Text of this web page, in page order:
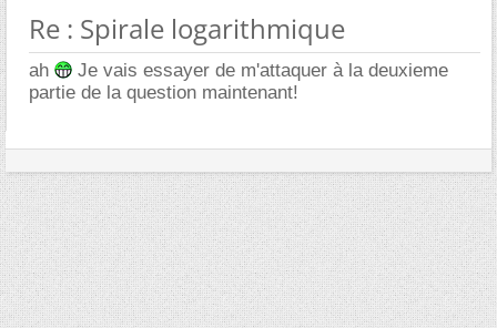
Re : Spirale logarithmique
ah
Je vais essayer de m'attaquer à la deuxieme
partie de la question maintenant!